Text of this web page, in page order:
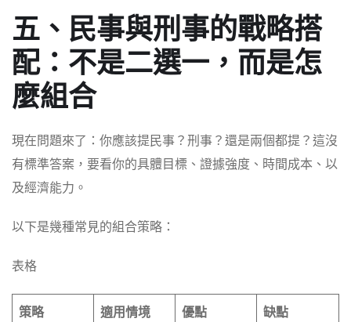
五、民事與刑事的戰略搭
配：不是二選一，而是怎
麼組合
現在問題來了：你應該提民事？刑事？還是兩個都提？這沒
有標準答案，要看你的具體目標、證據強度、時間成本、以
及經濟能力。
以下是幾種常見的組合策略：
表格
策略 適用情境 優點 缺點